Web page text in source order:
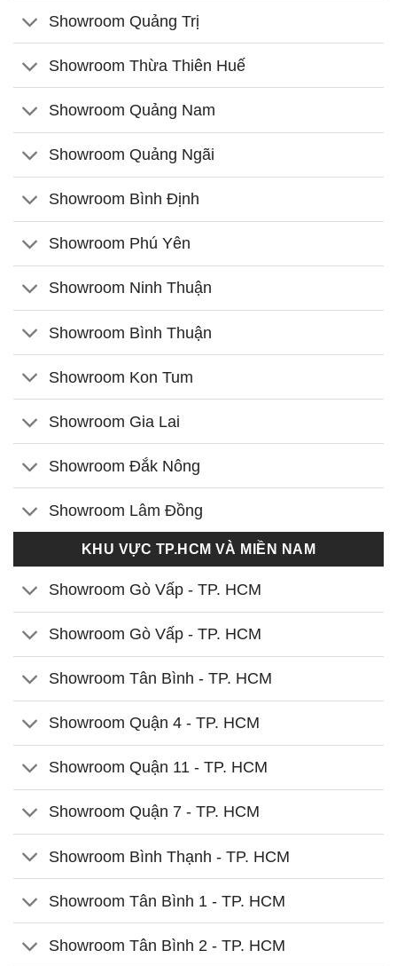
Showroom Quảng Trị
Showroom Thừa Thiên Huế
Showroom Quảng Nam
Showroom Quảng Ngãi
Showroom Bình Định
Showroom Phú Yên
Showroom Ninh Thuận
Showroom Bình Thuận
Showroom Kon Tum
Showroom Gia Lai
Showroom Đắk Nông
Showroom Lâm Đồng
KHU VỰC TP.HCM VÀ MIỀN NAM
Showroom Gò Vấp - TP. HCM
Showroom Gò Vấp - TP. HCM
Showroom Tân Bình - TP. HCM
Showroom Quận 4 - TP. HCM
Showroom Quận 11 - TP. HCM
Showroom Quận 7 - TP. HCM
Showroom Bình Thạnh - TP. HCM
Showroom Tân Bình 1 - TP. HCM
Showroom Tân Bình 2 - TP. HCM